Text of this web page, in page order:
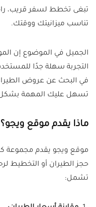
تبغى تخطط لسفر قريب،
تناسب ميزانيتك ووقتك.
الجميل في الموضوع إن
التجربة سهلة جدًا
في البحث عن عروض
تسهل عليك المهمة بشكل
ماذا يقدم موقع ويجو؟
موقع ويجو يقدم مجموعة
حجز الطيران أو التخطيط
تشمل: